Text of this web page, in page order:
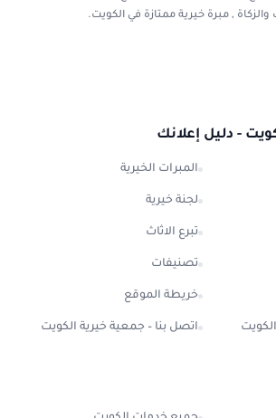
, مبرة خيرية ممتازة في الكويت.
- دليل إعلانك
المبرات الخيرية
لجنة خيرية
تبرع الاثاث
تصنيفات
خريطة الموقع
اتصل بنا – جمعية خيرية الكويت